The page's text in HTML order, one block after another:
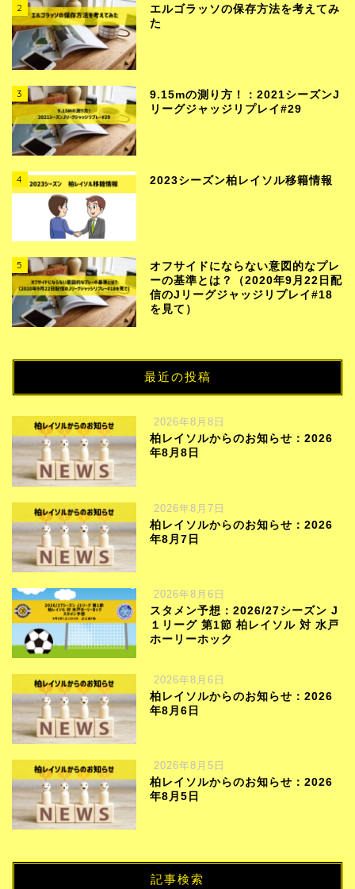
2
エルゴラッソの保存方法を考えてみ
た
3
9.15mの測り方！：2021シーズンJ
リーグジャッジリプレイ#29
4 2023シーズン柏レイソル移籍情報
5
オフサイドにならない意図的なプレ
ーの基準とは？（2020年9月22日配
信のJリーグジャッジリプレイ#18
を見て）
最近の投稿
2026年8月8日
柏レイソルからのお知らせ：2026
年8月8日
2026年8月7日
柏レイソルからのお知らせ：2026
年8月7日
2026年8月6日
スタメン予想：2026/27シーズン J
１リーグ 第1節 柏レイソル 対 水戸
ホーリーホック
2026年8月6日
柏レイソルからのお知らせ：2026
年8月6日
2026年8月5日
柏レイソルからのお知らせ：2026
年8月5日
記事検索